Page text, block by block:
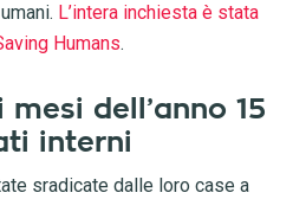
L’intera inchiesta è stata
Humans.
dell’anno 15
interni
sradicate dalle loro case a